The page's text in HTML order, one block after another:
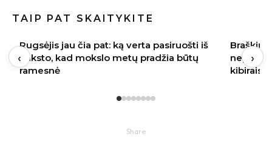
TAIP PAT SKAITYKITE
Braškių sodinimas rugpjūtį 2026:
nepraleiskite šių datų – kitąmet skinsite
kibirais
‹ ›
Share